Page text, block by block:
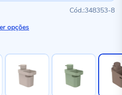
348353-8
opções